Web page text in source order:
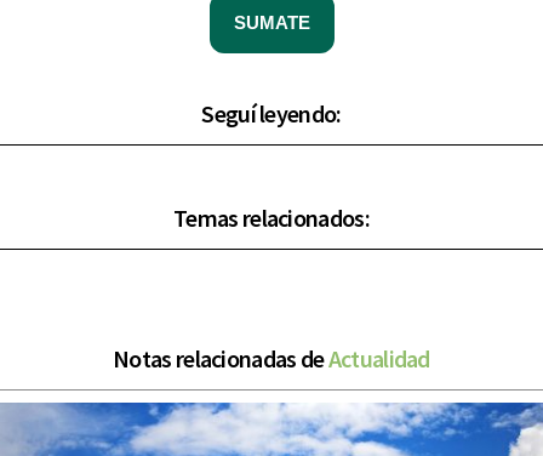
SUMATE
Seguí leyendo:
Temas relacionados:
Notas relacionadas deActualidad